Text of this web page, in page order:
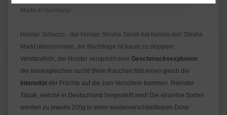
Made in Germany!
Holster Tobacco - der Holster Shisha Tabak hat bereits den Shisha
Markt übernommen, die Nachfrage ist kaum zu stoppen!
Verständlich, der Holster verspricht eine Geschmacksexplosion
die seinesgleichen sucht! Beim Rauchen fällt einen gleich die
Intensität der Früchte auf die zum Vorschein kommen. Reinster
Tabak, welche in Deutschland hergestellt wird! Die einzelne Sorten
werden zu jeweils 200g in einer wiederverschließbaren Dose